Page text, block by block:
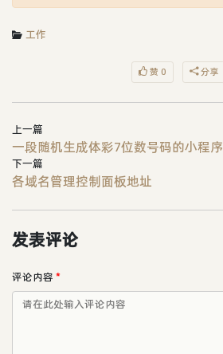
工作
赞 0 分享
上一篇
一段随机生成体彩7位数号码的小程序
下一篇
各域名管理控制面板地址
发表评论
评论内容 *